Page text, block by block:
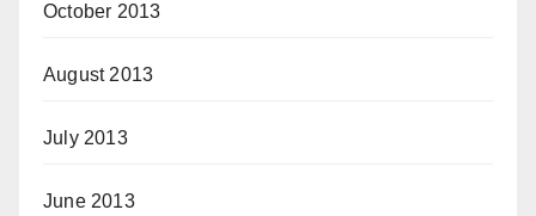
October 2013
August 2013
July 2013
June 2013